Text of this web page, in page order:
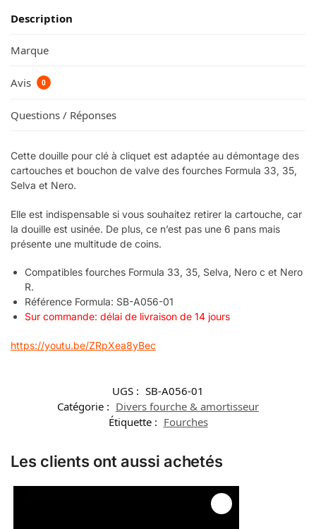
Description
Marque
Avis 0
Questions / Réponses
Cette douille pour clé à cliquet est adaptée au démontage des
cartouches et bouchon de valve des fourches Formula 33, 35,
Selva et Nero.
Elle est indispensable si vous souhaitez retirer la cartouche, car
la douille est usinée. De plus, ce n’est pas une 6 pans mais
présente une multitude de coins.
Compatibles fourches Formula 33, 35, Selva, Nero c et Nero
R.
Référence Formula: SB-A056-01
Sur commande: délai de livraison de 14 jours
https://youtu.be/ZRpXea8yBec
UGS : SB-A056-01
Catégorie : Divers fourche & amortisseur
Étiquette : Fourches
Les clients ont aussi achetés